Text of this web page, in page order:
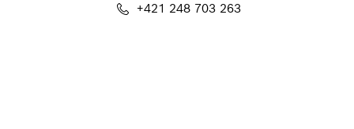
+421 248 703 263